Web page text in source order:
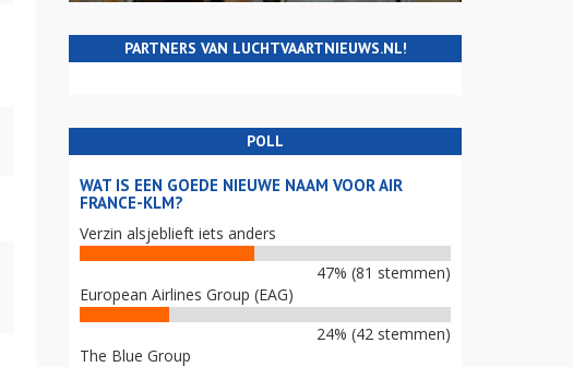
PARTNERS VAN LUCHTVAARTNIEUWS.NL!
POLL
WAT IS EEN GOEDE NIEUWE NAAM VOOR AIR
FRANCE-KLM?
Verzin alsjeblieft iets anders
47% (81 stemmen)
European Airlines Group (EAG)
24% (42 stemmen)
The Blue Group